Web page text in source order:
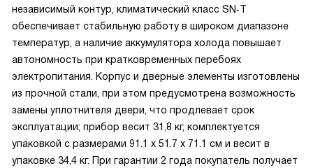
независимый контур, климатический класс SN‑T
обеспечивает стабильную работу в широком диапазоне
температур, а наличие аккумулятора холода повышает
автономность при кратковременных перебоях
электропитания. Корпус и дверные элементы изготовлены
из прочной стали, при этом предусмотрена возможность
замены уплотнителя двери, что продлевает срок
эксплуатации; прибор весит 31,8 кг, комплектуется
упаковкой с размерами 91.1 х 51.7 х 71.1 см и весит в
упаковке 34,4 кг. При гарантии 2 года покупатель получает